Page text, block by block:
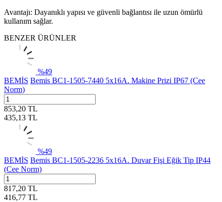
Avantajı: Dayanıklı yapısı ve güvenli bağlantısı ile uzun ömürlü
kullanım sağlar.
BENZER ÜRÜNLER
%49
BEMİS Bemis BC1-1505-7440 5x16A. Makine Prizi IP67 (Cee
Norm)
853,20 TL
435,13 TL
%49
BEMİS Bemis BC1-1505-2236 5x16A. Duvar Fişi Eğik Tip IP44
(Cee Norm)
817,20 TL
416,77 TL